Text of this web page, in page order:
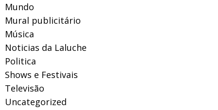
Mundo
Mural publicitário
Música
Noticias da Laluche
Politica
Shows e Festivais
Televisão
Uncategorized